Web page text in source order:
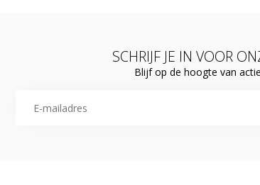
SCHRIJF JE IN VOOR
Blijf op de hoogte van